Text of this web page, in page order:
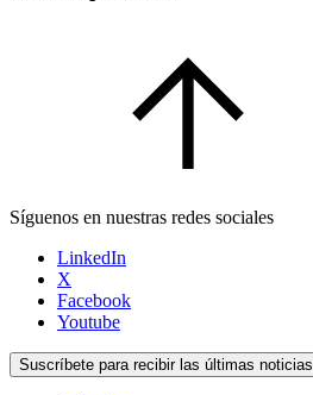
Síguenos en nuestras redes sociales
LinkedIn
X
Facebook
Youtube
Suscríbete para recibir las últimas noticias